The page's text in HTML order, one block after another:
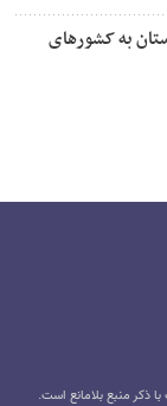
از لرستان به کشورهای
ذکر منبع بلامانع است.